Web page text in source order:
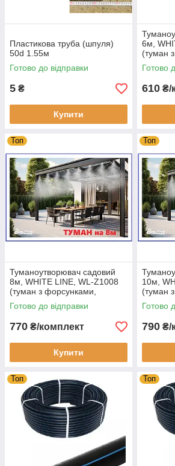
Пластикова труба (шпуля)
50d 1.55м
Готово до відправки
5 ₴
Купити
6м,
(туман
Готово
610 ₴/
Топ
Туманоутворювач садовий
8м, WHITE LINE, WL-Z1008
(туман з форсунками,
комплект)
Готово до відправки
770 ₴/комплект
Купити
Топ
10м,
(туман
Готово
790 ₴/
Топ Топ